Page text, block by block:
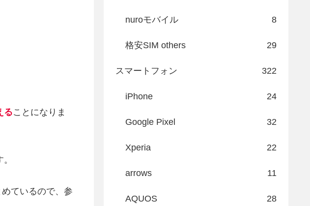
ることになりま
ているので、参
nuroモバイル 8
格安SIM others 29
スマートフォン 322
iPhone 24
Google Pixel 32
Xperia 22
arrows 11
AQUOS 28